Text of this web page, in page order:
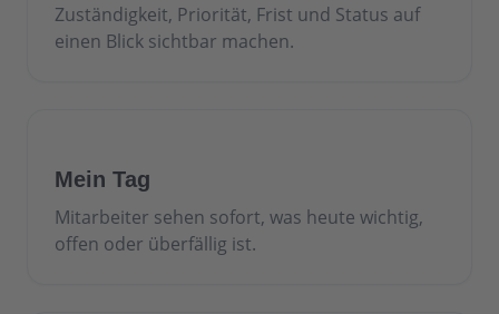
Zuständigkeit, Priorität, Frist und Status auf
einen Blick sichtbar machen.
Mein Tag
Mitarbeiter sehen sofort, was heute wichtig,
offen oder überfällig ist.